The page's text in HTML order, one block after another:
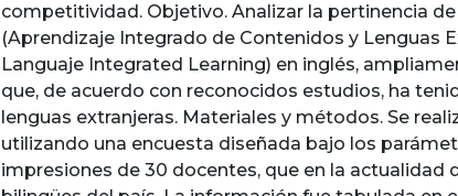
competitividad. Objetivo. Analizar la pertinencia
(Aprendizaje Integrado de Contenidos y Lenguas
Languaje Integrated Learning) en inglés,
que, de acuerdo con reconocidos estudios, ha
lenguas extranjeras. Materiales y métodos. Se
utilizando una encuesta diseñada bajo los
impresiones de 30 docentes, que en la actualidad